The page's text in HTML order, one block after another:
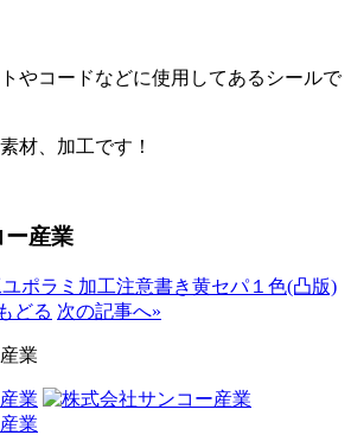
やコードなどに使用してあるシールで
材、加工です！
ユポラミ加工注意書き黄セパ１色(凸版)
どる 次の記事へ»